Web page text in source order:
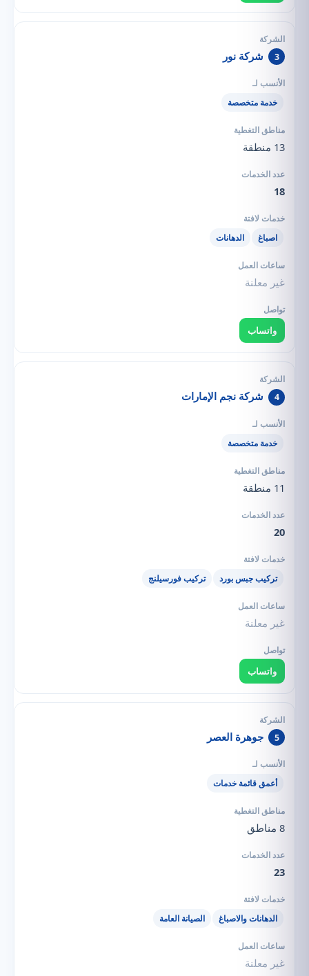
3 شركة نور
خدمة متخصصة
13 منطقة
18
اصباغ الدهانات
غير معلنة
واتساب
4 شركة نجم الإمارات
خدمة متخصصة
11 منطقة
20
تركيب جبس بورد تركيب فورسيلنج
غير معلنة
واتساب
5 جوهرة العصر
أعمق قائمة خدمات
8 مناطق
23
الدهانات والاصباغ الصيانة العامة
غير معلنة